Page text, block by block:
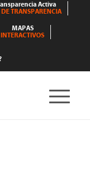
Activa
DE TRANSPARENCIA
MAPAS
INTERACTIVOS